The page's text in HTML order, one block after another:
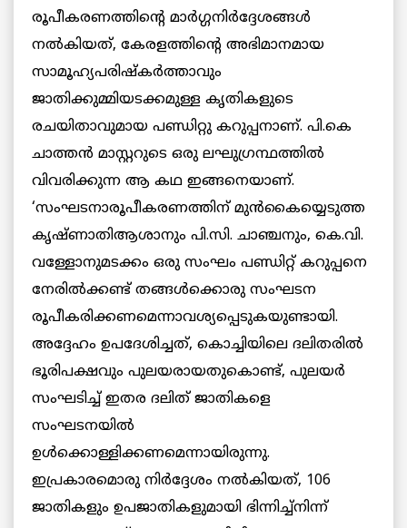
രൂപീകരണത്തിന്റെ മാര്‍ഗ്ഗനിര്‍ദ്ദേശങ്ങള്‍
നല്‍കിയത്, കേരളത്തിന്റെ അഭിമാനമായ
സാമൂഹ്യപരിഷ്‌കര്‍ത്താവും
ജാതിക്കുമ്മിയടക്കമുള്ള കൃതികളുടെ
രചയിതാവുമായ പണ്ഡിറ്റു കറുപ്പനാണ്. പി.കെ
ചാത്തന്‍ മാസ്റ്ററുടെ ഒരു ലഘുഗ്രന്ഥത്തില്‍
വിവരിക്കുന്ന ആ കഥ ഇങ്ങനെയാണ്.
‘സംഘടനാരൂപീകരണത്തിന് മുന്‍കൈയ്യെടുത്ത
കൃഷ്ണാതിആശാനും പി.സി. ചാഞ്ചനും, കെ.വി.
വള്ളോനുമടക്കം ഒരു സംഘം പണ്ഡിറ്റ് കറുപ്പനെ
നേരില്‍ക്കണ്ട് തങ്ങള്‍ക്കൊരു സംഘടന
രൂപീകരിക്കണമെന്നാവശ്യപ്പെടുകയുണ്ടായി.
അദ്ദേഹം ഉപദേശിച്ചത്, കൊച്ചിയിലെ ദലിതരില്‍
ഭൂരിപക്ഷവും പുലയരായതുകൊണ്ട്, പുലയര്‍
സംഘടിച്ച് ഇതര ദലിത് ജാതികളെ
സംഘടനയില്‍
ഉള്‍ക്കൊള്ളിക്കണമെന്നായിരുന്നു.
ഇപ്രകാരമൊരു നിര്‍ദ്ദേശം നല്‍കിയത്, 106
ജാതികളും ഉപജാതികളുമായി ഭിന്നിച്ച്‌നിന്ന്